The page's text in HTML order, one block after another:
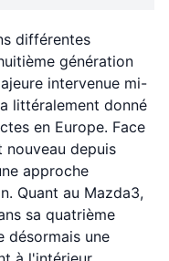
différentes
génération
intervenue mi-
littéralement donné
en Europe. Face
depuis
approche
Quant au Mazda3,
sa quatrième
désormais une